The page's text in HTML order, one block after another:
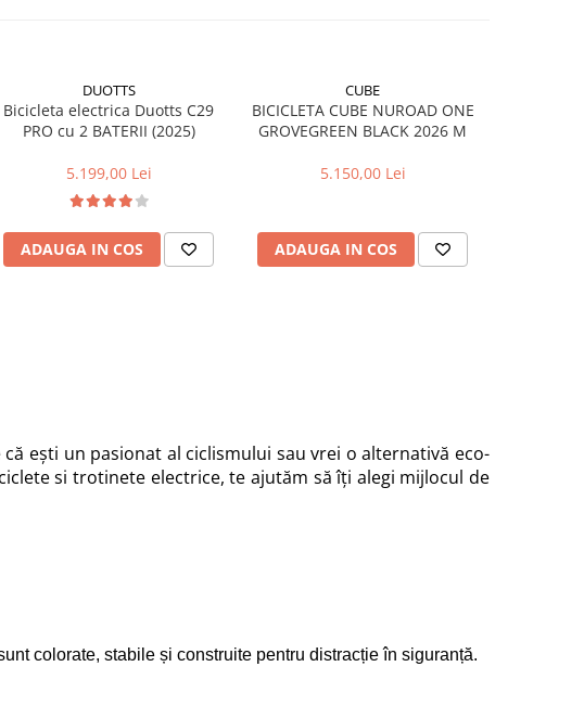
DUOTTS
Bicicleta electrica Duotts C29
PRO cu 2 BATERII (2025)
5.199,00 Lei
ADAUGA IN COS
CUBE
BICICLETA CUBE NUROAD ONE
GROVEGREEN BLACK 2026 M
5.150,00 Lei
ADAUGA IN COS
ești un pasionat al ciclismului sau vrei o alternativă eco-
si trotinete electrice, te ajutăm să îți alegi mijlocul de
colorate, stabile și construite pentru distracție în siguranță.